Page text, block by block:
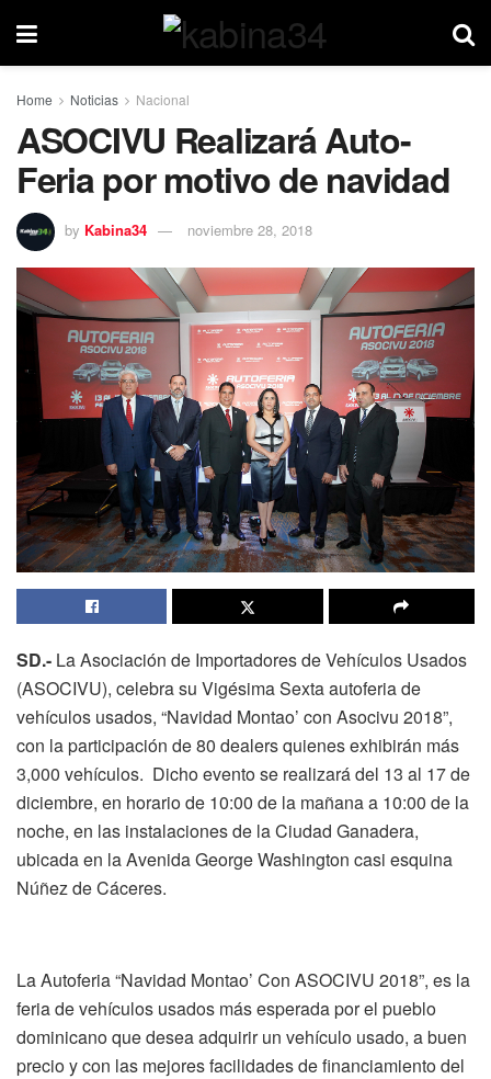
Home Noticias Nacional
ASOCIVU Realizará Auto-
Feria por motivo de navidad
by Kabina34 noviembre 28, 2018
SD.- La Asociación de Importadores de Vehículos Usados
(ASOCIVU), celebra su Vigésima Sexta autoferia de
vehículos usados, “Navidad Montao’ con Asocivu 2018”,
con la participación de 80 dealers quienes exhibirán más
3,000 vehículos. Dicho evento se realizará del 13 al 17 de
diciembre, en horario de 10:00 de la mañana a 10:00 de la
noche, en las instalaciones de la Ciudad Ganadera,
ubicada en la Avenida George Washington casi esquina
Núñez de Cáceres.
La Autoferia “Navidad Montao’ Con ASOCIVU 2018”, es la
feria de vehículos usados más esperada por el pueblo
dominicano que desea adquirir un vehículo usado, a buen
precio y con las mejores facilidades de financiamiento del